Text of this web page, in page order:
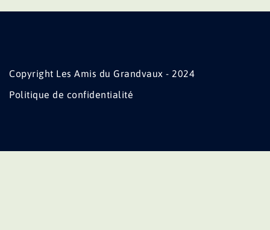
Copyright Les Amis du Grandvaux - 2024
Politique de confidentialité